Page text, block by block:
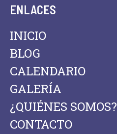
ENLACES
INICIO
BLOG
CALENDARIO
GALERÍA
¿QUIÉNES SOMOS?
CONTACTO